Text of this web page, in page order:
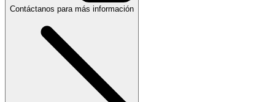
Contáctanos para más información